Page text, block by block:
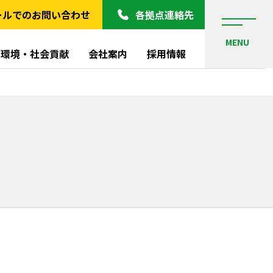
でのお問い合わせ 各拠点連絡先
環境・社会貢献 会社案内 採用情報
MENU